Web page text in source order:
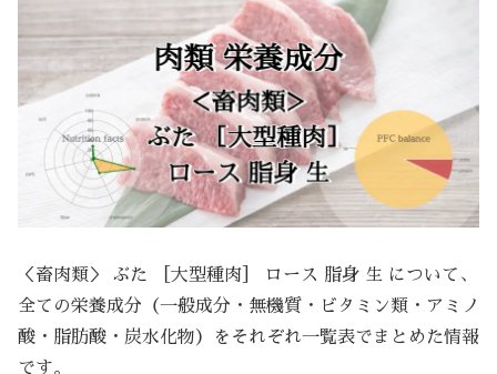
＜畜肉類＞ ぶた ［大型種肉］ ロース 脂身 生 について、
全ての栄養成分（一般成分・無機質・ビタミン類・アミノ
酸・脂肪酸・炭水化物）をそれぞれ一覧表でまとめた情報
です。